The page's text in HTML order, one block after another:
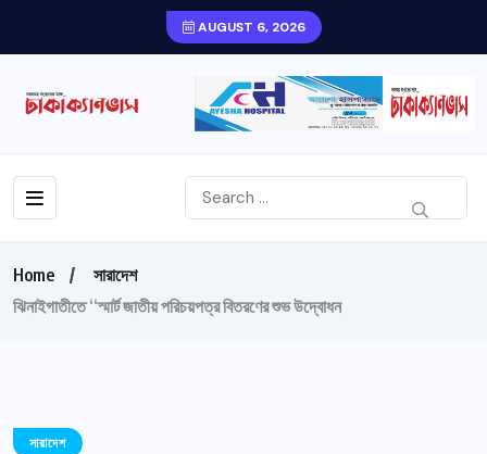
AUGUST 6, 2026
Home
সারাদেশ
ঝিনাইগাতীতে “স্মার্ট জাতীয় পরিচয়পত্র বিতরণের শুভ উদ্বোধন
সারাদেশ